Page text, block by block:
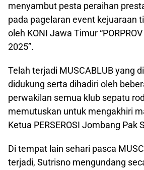
menyambut pesta peraihan
pada pagelaran event kejuaraan
oleh KONI Jawa Timur
2025”.
Telah terjadi MUSCABLUB yang
didukung serta dihadiri oleh
perwakilan semua klub sepatu
memutuskan untuk mengakhiri
Ketua PERSEROSI Jombang Pak
Di tempat lain sehari pasca
terjadi, Sutrisno mengundang